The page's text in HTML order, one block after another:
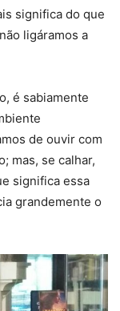
significa do que
ligáramos a
é sabiamente
de ouvir com
mas, se calhar,
significa essa
grandemente o